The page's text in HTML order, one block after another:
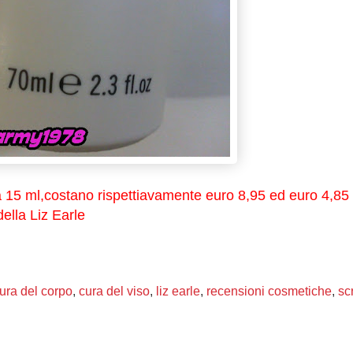
ml,costano rispettiavamente euro 8,95 ed euro 4,85
Liz Earle
del corpo, cura del viso, liz earle, recensioni cosmetiche,